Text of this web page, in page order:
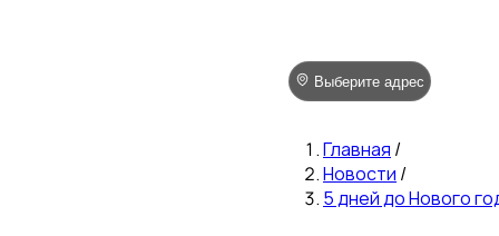
Выберите адрес
Главная /
Новости /
5 дней до Нового